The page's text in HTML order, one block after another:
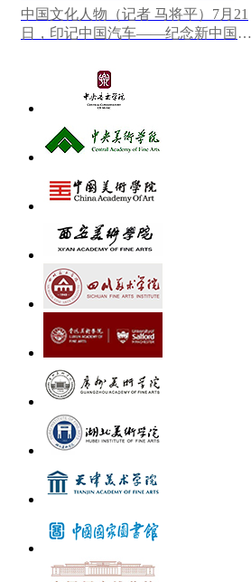
大众篆刻作品展”发表视频致辞
中国文化人物（记者 马将平）7月21
日，印记中国汽车——纪念新中国第
在中国一汽博物馆...